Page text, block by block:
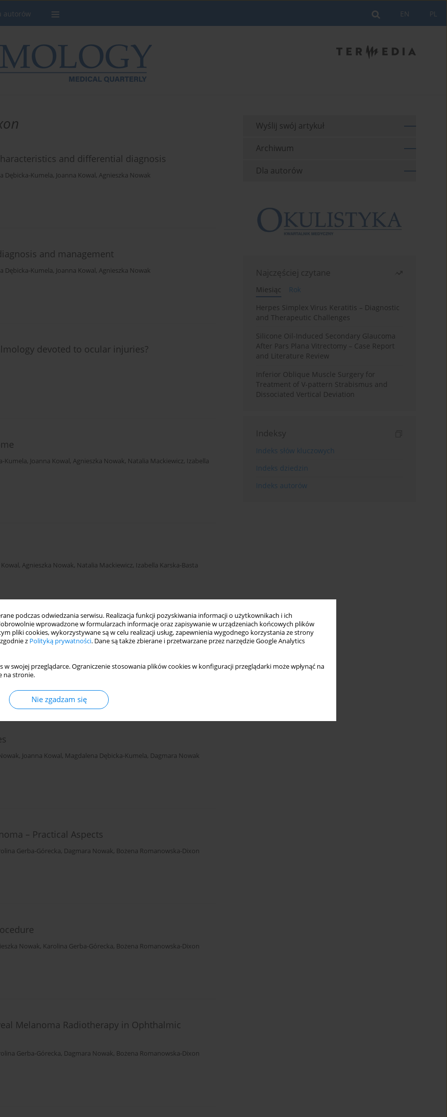
podczas odwiedzania serwisu. Realizacja funkcji pozyskiwania informacji o użytkownikach i ich
wprowadzone w formularzach informacje oraz zapisywanie w urządzeniach końcowych plików
pliki cookies, wykorzystywane są w celu realizacji usług, zapewnienia wygodnego korzystania ze strony
z Polityką prywatności. Dane są także zbierane i przetwarzane przez narzędzie Google Analytics
w swojej przeglądarce. Ograniczenie stosowania plików cookies w konfiguracji przeglądarki może wpłynąć na
na stronie.
Nie zgadzam się
PL
EN
autorów
and differential diagnosis
Dębicka-Kumela, Joanna Kowal, Agnieszka Nowak
and management
Dębicka-Kumela, Joanna Kowal, Agnieszka Nowak
devoted to ocular injuries?
Kumela, Joanna Kowal, Agnieszka Nowak, Natalia Mackiewicz, Izabella
, Agnieszka Nowak, Natalia Mackiewicz, Izabella Karska-Basta
, Joanna Kowal, Magdalena Dębicka-Kumela, Dagmara Nowak
– Practical Aspects
Gerba-Górecka, Dagmara Nowak, Bożena Romanowska-Dixon
Nowak, Karolina Gerba-Górecka, Bożena Romanowska-Dixon
Melanoma Radiotherapy in Ophthalmic
Gerba-Górecka, Dagmara Nowak, Bożena Romanowska-Dixon
Wyślij swój artykuł
Archiwum
Dla autorów
Najczęściej czytane
Miesiąc
Rok
Herpes Simplex Virus Keratitis – Diagnostic
and Therapeutic Challenges
Silicone Oil-Induced Secondary Glaucoma
After Pars Plana Vitrectomy – Case Report
and Literature Review
Inferior Oblique Muscle Surgery for
Treatment of V-pattern Strabismus and
Dissociated Vertical Deviation
Indeksy
Indeks słów kluczowych
Indeks dziedzin
Indeks autorów